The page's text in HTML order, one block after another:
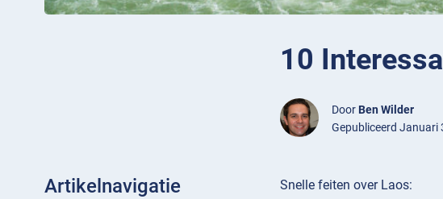
10
Door Ben Wilder
Gepubliceerd Januari
Artikelnavigatie Snelle feiten over Laos: